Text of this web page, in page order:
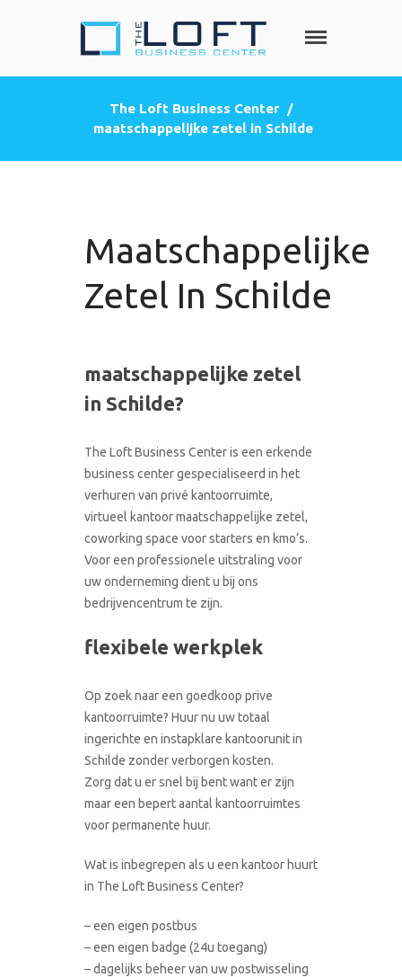
HOME
DIENSTEN
Co-working space
Coaching / Consulting
FOTO’S
PRIJZEN
The Loft
Business
co-working
space, een
The Loft Business Center
/
maatschappelijke zetel in Schilde
Maatschappelijke
Zetel In Schilde
maatschappelijke zetel
in Schilde?
The Loft Business Center is een erkende
business center gespecialiseerd in het
verhuren van privé kantoorruimte,
virtueel kantoor maatschappelijke zetel,
coworking space voor starters en kmo’s.
Voor een professionele uitstraling voor
uw onderneming dient u bij ons
bedrijvencentrum te zijn.
flexibele werkplek
Op zoek naar een goedkoop prive
kantoorruimte? Huur nu uw totaal
ingerichte en instapklare kantoorunit in
Schilde zonder verborgen kosten.
Zorg dat u er snel bij bent want er zijn
maar een bepert aantal kantoorruimtes
voor permanente huur.
Wat is inbegrepen als u een kantoor huurt
in The Loft Business Center?
– een eigen postbus
– een eigen badge (24u toegang)
– dagelijks beheer van uw postwisseling